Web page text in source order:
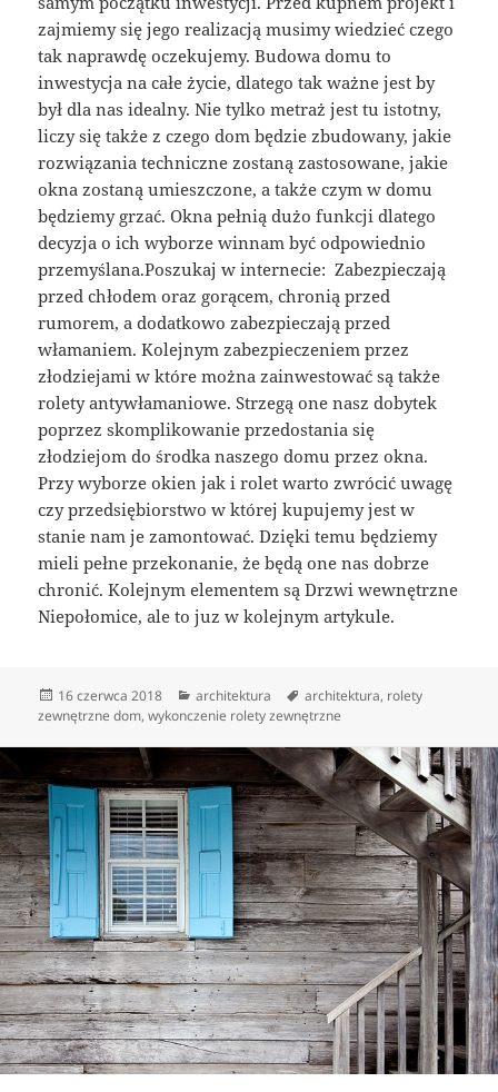
zajmiemy się jego realizacją musimy wiedzieć czego
tak naprawdę oczekujemy. Budowa domu to
inwestycja na całe życie, dlatego tak ważne jest by
był dla nas idealny. Nie tylko metraż jest tu istotny,
liczy się także z czego dom będzie zbudowany, jakie
rozwiązania techniczne zostaną zastosowane, jakie
okna zostaną umieszczone, a także czym w domu
będziemy grzać. Okna pełnią dużo funkcji dlatego
decyzja o ich wyborze winnam być odpowiednio
przemyślana.Poszukaj w internecie: Zabezpieczają
przed chłodem oraz gorącem, chronią przed
rumorem, a dodatkowo zabezpieczają przed
włamaniem. Kolejnym zabezpieczeniem przez
złodziejami w które można zainwestować są także
rolety antywłamaniowe. Strzegą one nasz dobytek
poprzez skomplikowanie przedostania się
złodziejom do środka naszego domu przez okna.
Przy wyborze okien jak i rolet warto zwrócić uwagę
czy przedsiębiorstwo w której kupujemy jest w
stanie nam je zamontować. Dzięki temu będziemy
mieli pełne przekonanie, że będą one nas dobrze
chronić. Kolejnym elementem są Drzwi wewnętrzne
Niepołomice, ale to juz w kolejnym artykule.
Data
publikacji
16 czerwca 2018 Kategorie
architektura Tagi
architektura, rolety
zewnętrzne dom,wykonczenie rolety zewnętrzne